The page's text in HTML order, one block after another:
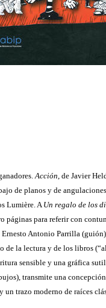
Acción, de Javier
de planos y de
Lumière. AUn regalo de los
páginas para referir con
Ernesto Antonio Parrilla
la lectura y de los libros
sensible y una gráfica
transmite una
trazo moderno de raíces